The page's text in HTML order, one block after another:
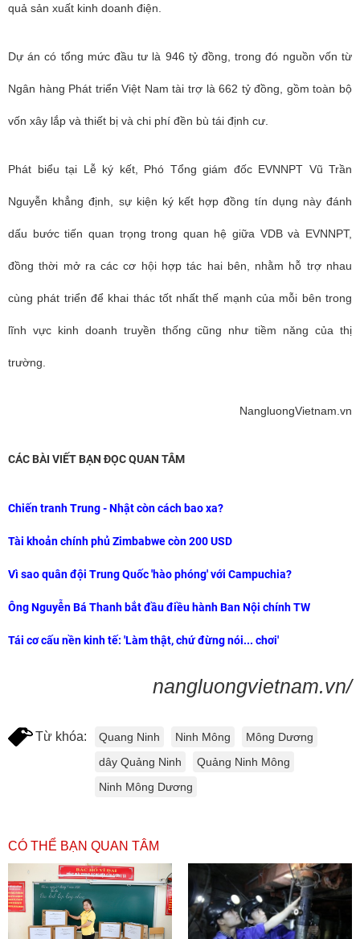
quả sản xuất kinh doanh điện.
Dự án có tổng mức đầu tư là 946 tỷ đồng, trong đó nguồn vốn từ
Ngân hàng Phát triển Việt Nam tài trợ là 662 tỷ đồng, gồm toàn bộ
vốn xây lắp và thiết bị và chi phí đền bù tái định cư.
Phát biểu tại Lễ ký kết, Phó Tổng giám đốc EVNNPT Vũ Trần
Nguyễn khẳng định, sự kiện ký kết hợp đồng tín dụng này đánh
dấu bước tiến quan trọng trong quan hệ giữa VDB và EVNNPT,
đồng thời mở ra các cơ hội hợp tác hai bên, nhằm hỗ trợ nhau
cùng phát triển để khai thác tốt nhất thế mạnh của mỗi bên trong
lĩnh vực kinh doanh truyền thống cũng như tiềm năng của thị
trường.
NangluongVietnam.vn
CÁC BÀI VIẾT BẠN ĐỌC QUAN TÂM
Chiến tranh Trung - Nhật còn cách bao xa?
Tài khoản chính phủ Zimbabwe còn 200 USD
Vì sao quân đội Trung Quốc 'hào phóng' với Campuchia?
Ông Nguyễn Bá Thanh bắt đầu điều hành Ban Nội chính TW
Tái cơ cấu nền kinh tế: 'Làm thật, chứ đừng nói... chơi'
nangluongvietnam.vn/
Từ khóa: Quang Ninh Ninh Mông
Mông Dương
dây Quảng Ninh
Quảng Ninh Mông
Ninh Mông Dương
CÓ THỂ BẠN QUAN TÂM